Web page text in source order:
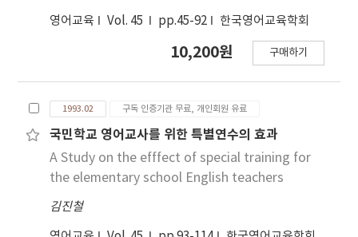
영어교육 Vol. 45 pp.45-92 한국영어교육학회
10,200원 구매하기
1993.02 구독 인증기관 무료, 개인회원 유료
국민학교 영어교사를 위한 특별연수의 효과
A Study on the efffect of special training for
the elementary school English teachers
김진철